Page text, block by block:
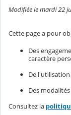
Modifiée le mardi 22
Cette page a pour
Des
caractère
De
Des
Consultez la